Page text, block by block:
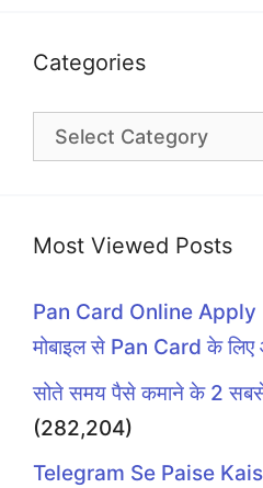
Categories
Categories
Most Viewed Posts
Pan Card Online Apply
मोबाइल से Pan Card के
सोते समय पैसे कमाने के 2
(282,204)
Telegram Se Paise